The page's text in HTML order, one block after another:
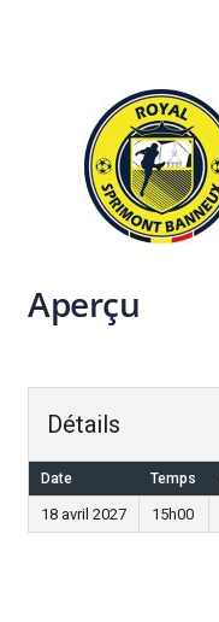
Aperçu
Détails
Date Temps
18 avril 2027 15h00